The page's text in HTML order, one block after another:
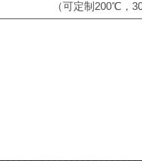
（可定制200℃，